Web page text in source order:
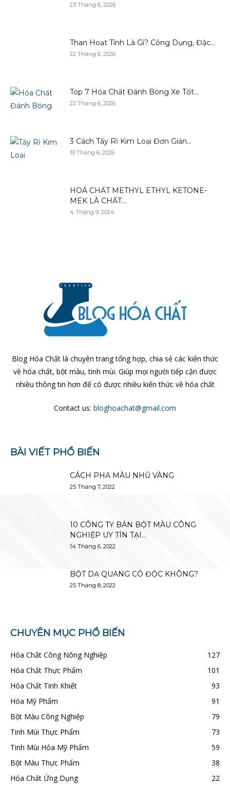
23 Tháng 6, 2026
Than Hoạt Tính Là Gì? Công Dụng, Đặc...
22 Tháng 6, 2026
Top 7 Hóa Chất Đánh Bóng Xe Tốt...
22 Tháng 6, 2026
3 Cách Tẩy Rỉ Kim Loại Đơn Giản...
19 Tháng 6, 2026
HOÁ CHẤT METHYL ETHYL KETONE-
MEK LÀ CHẤT...
4 Tháng 9, 2024
Blog Hóa Chất là chuyên trang tổng hợp, chia sẻ các kiến thức
về hóa chất, bột màu, tinh mùi. Giúp mọi người tiếp cận được
nhiều thông tin hơn để có được nhiều kiến thức về hóa chất
Contact us: bloghoachat@gmail.com
BÀI VIẾT PHỔ BIẾN
CÁCH PHA MÀU NHŨ VÀNG
25 Tháng 7, 2022
10 CÔNG TY BÁN BỘT MÀU CÔNG
NGHIỆP UY TÍN TẠI...
14 Tháng 6, 2022
BỘT DẠ QUANG CÓ ĐỘC KHÔNG?
25 Tháng 8, 2022
CHUYÊN MỤC PHỔ BIẾN
Hóa Chất Công Nông Nghiệp
127
Hóa Chất Thực Phẩm
101
Hóa Chất Tinh Khiết
93
Hóa Mỹ Phẩm
91
Bột Màu Công Nghiệp
79
Tinh Mùi Thực Phẩm
73
Tinh Mùi Hóa Mỹ Phẩm
59
Bột Màu Thực Phẩm
38
Hóa Chất Ứng Dụng
22